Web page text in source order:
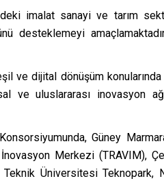
imalat sanayi ve tarım
desteklemeyi
ve dijital dönüşüm
ve uluslararası inovasyon
Güney
Merkezi (TRAVIM),
Üniversitesi Teknopark,